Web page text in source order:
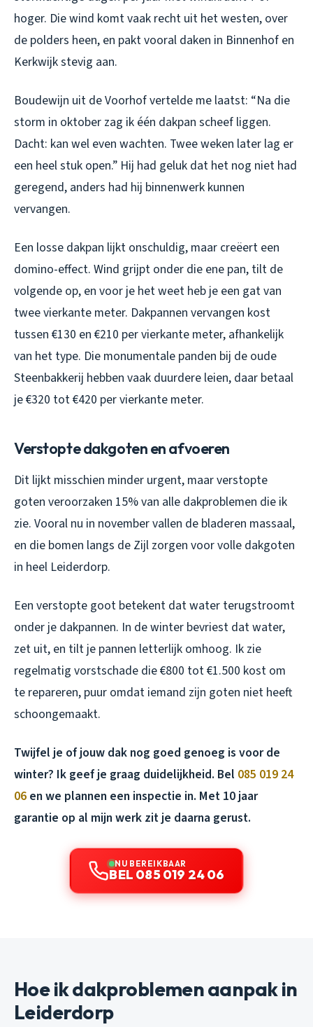
hoger. Die wind komt vaak recht uit het westen, over
de polders heen, en pakt vooral daken in Binnenhof en
Kerkwijk stevig aan.
Boudewijn uit de Voorhof vertelde me laatst: “Na die
storm in oktober zag ik één dakpan scheef liggen.
Dacht: kan wel even wachten. Twee weken later lag er
een heel stuk open.” Hij had geluk dat het nog niet had
geregend, anders had hij binnenwerk kunnen
vervangen.
Een losse dakpan lijkt onschuldig, maar creëert een
domino-effect. Wind grijpt onder die ene pan, tilt de
volgende op, en voor je het weet heb je een gat van
twee vierkante meter. Dakpannen vervangen kost
tussen €130 en €210 per vierkante meter, afhankelijk
van het type. Die monumentale panden bij de oude
Steenbakkerij hebben vaak duurdere leien, daar betaal
je €320 tot €420 per vierkante meter.
Verstopte dakgoten en afvoeren
Dit lijkt misschien minder urgent, maar verstopte
goten veroorzaken 15% van alle dakproblemen die ik
zie. Vooral nu in november vallen de bladeren massaal,
en die bomen langs de Zijl zorgen voor volle dakgoten
in heel Leiderdorp.
Een verstopte goot betekent dat water terugstroomt
onder je dakpannen. In de winter bevriest dat water,
zet uit, en tilt je pannen letterlijk omhoog. Ik zie
regelmatig vorstschade die €800 tot €1.500 kost om
te repareren, puur omdat iemand zijn goten niet heeft
schoongemaakt.
Twijfel je of jouw dak nog goed genoeg is voor de
winter? Ik geef je graag duidelijkheid. Bel 085 019 24
06 en we plannen een inspectie in. Met 10 jaar
garantie op al mijn werk zit je daarna gerust.
NU BEREIKBAAR
BEL 085 019 24 06
Hoe ik dakproblemen aanpak in
Leiderdorp